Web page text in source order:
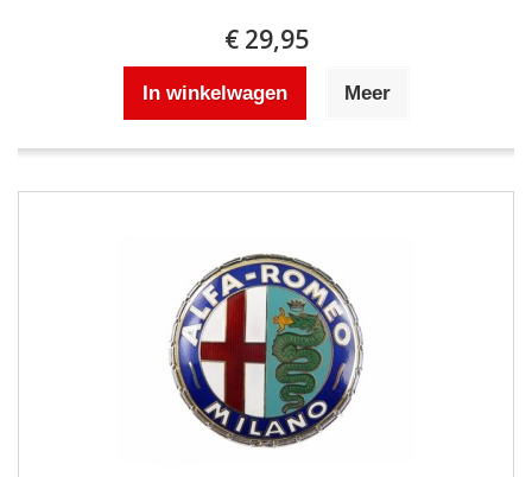
€ 29,95
In winkelwagen Meer